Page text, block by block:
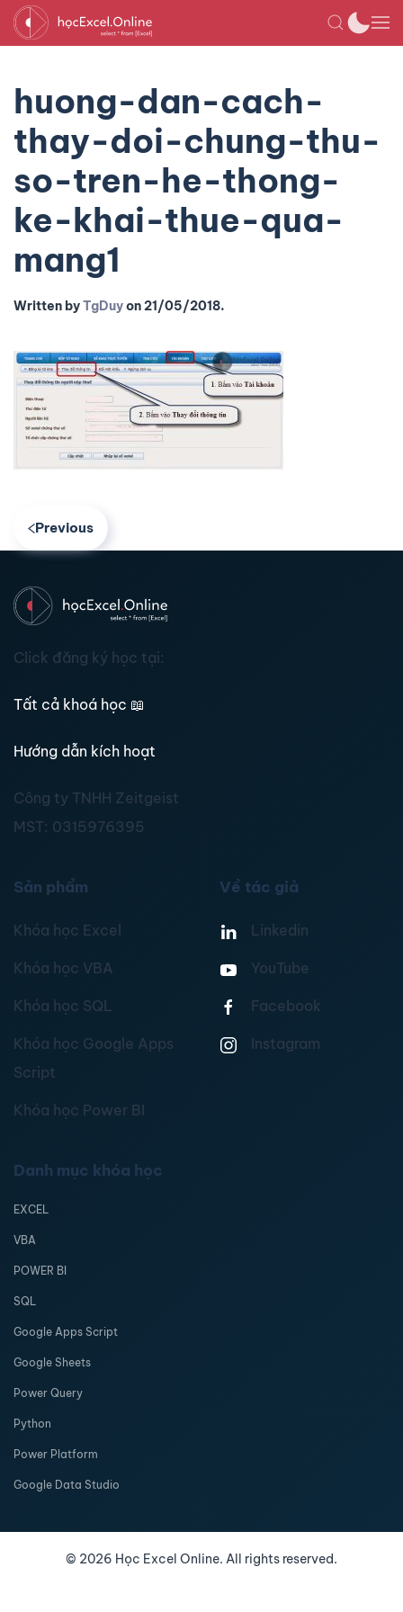
huong-dan-cach-
thay-doi-chung-thu-
so-tren-he-thong-
ke-khai-thue-qua-
mang1
Written byTgDuyon21/05/2018.
Previous
Click đăng ký học tại:
Tất cả khoá học 📖
Hướng dẫn kích hoạt
Công ty TNHH Zeitgeist
MST: 0315976395
Sản phẩm
Khóa học Excel
Khóa học VBA
Khóa học SQL
Khóa học Google Apps
Script
Khóa học Power BI
Về tác giả
Linkedin
YouTube
Facebook
Instagram
Danh mục khóa học
EXCEL
VBA
POWER BI
SQL
Google Apps Script
Google Sheets
Power Query
Python
Power Platform
Google Data Studio
© 2026 Học Excel Online. All rights reserved.